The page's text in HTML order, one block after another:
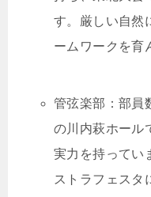
す。厳しい自然
ームワークを育
管弦楽部：部員
の川内萩ホール
実力を持ってい
ストラフェスタ